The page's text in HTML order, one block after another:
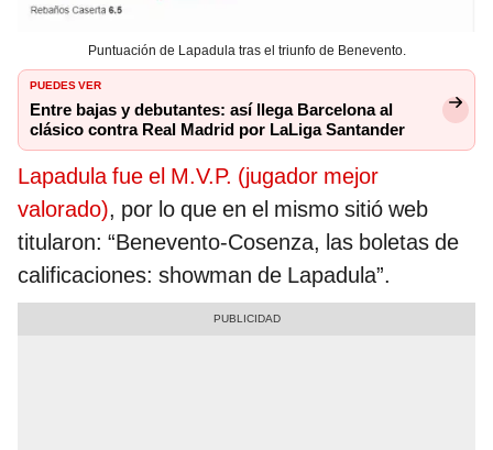
Puntuación de Lapadula tras el triunfo de Benevento.
PUEDES VER
Entre bajas y debutantes: así llega Barcelona al
clásico contra Real Madrid por LaLiga Santander
Lapadula fue el M.V.P. (jugador mejor
valorado), por lo que en el mismo sitió web
titularon: “Benevento-Cosenza, las boletas de
calificaciones: showman de Lapadula”.